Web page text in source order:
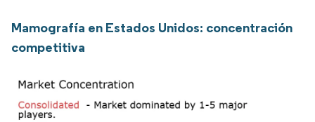
Mamografía en Estados Unidos: concentración
competitiva